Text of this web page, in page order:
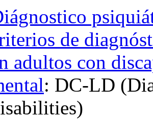
de
adultos con
: DC-LD